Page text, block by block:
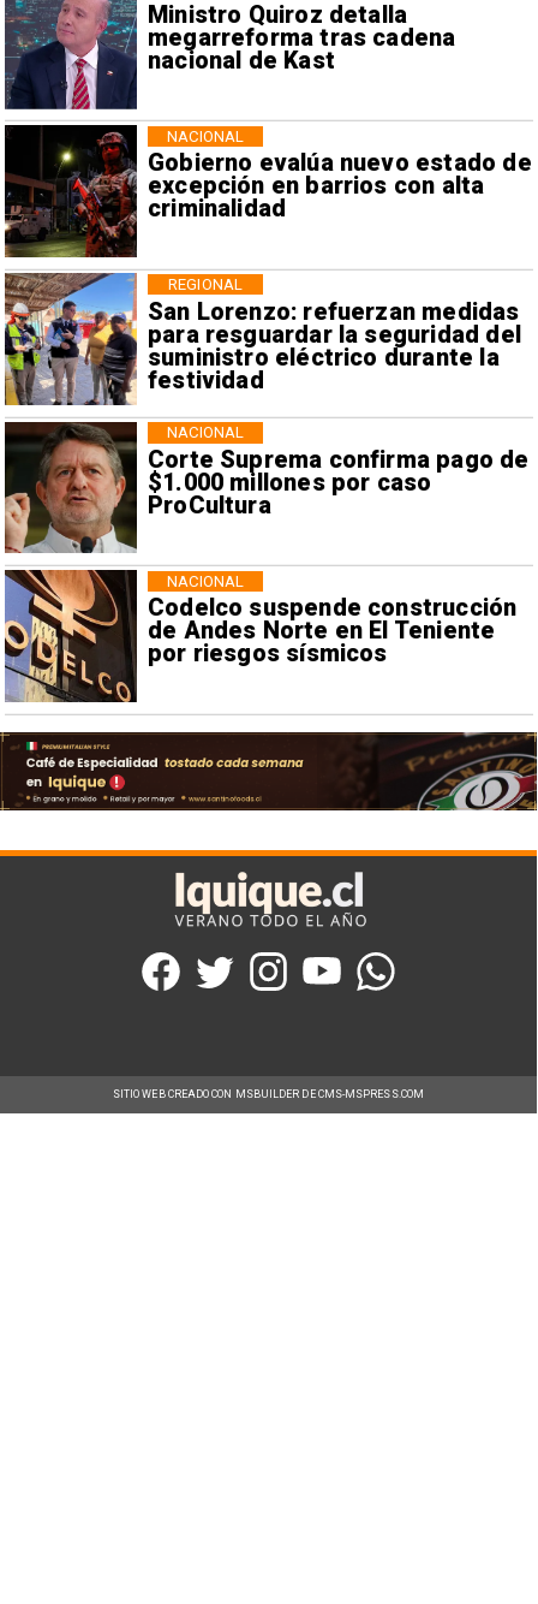
Ministro Quiroz detalla
megarreforma tras cadena
nacional de Kast
Gobierno evalúa nuevo estado de
excepción en barrios con alta
criminalidad
NACIONAL
San Lorenzo: refuerzan medidas
para resguardar la seguridad del
suministro eléctrico durante la
festividad
REGIONAL
Corte Suprema confirma pago de
$1.000 millones por caso
ProCultura
NACIONAL
Codelco suspende construcción
de Andes Norte en El Teniente
por riesgos sísmicos
NACIONAL
SITIO WEB CREADO CON MSBUILDER DE CMS-MSPRESS.COM